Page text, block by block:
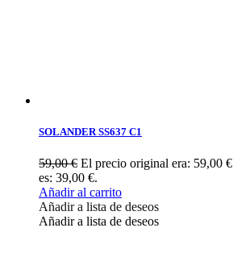
SOLANDER SS637 C1
59,00€ El precio original era: 59,00
es: 39,00 €.
Añadir al carrito
Añadir a lista de deseos
Añadir a lista de deseos